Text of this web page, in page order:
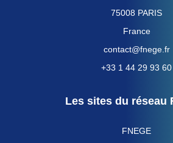
75008 PARIS
France
contact@fnege.fr
+33 1 44 29 93 60
Les sites du réseau
FNEGE